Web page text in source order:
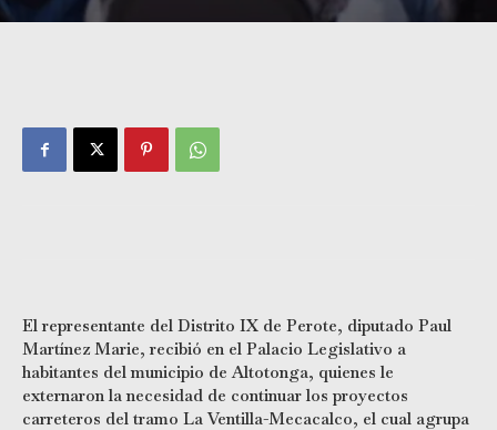
El representante del Distrito IX de Perote, diputado Paul
Martínez Marie, recibió en el Palacio Legislativo a
habitantes del municipio de Altotonga, quienes le
externaron la necesidad de continuar los proyectos
carreteros del tramo La Ventilla-Mecacalco, el cual agrupa